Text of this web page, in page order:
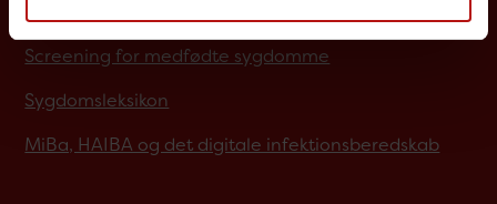
Screening for medfødte sygdomme
Sygdomsleksikon
MiBa, HAIBA og det digitale infektionsberedskab